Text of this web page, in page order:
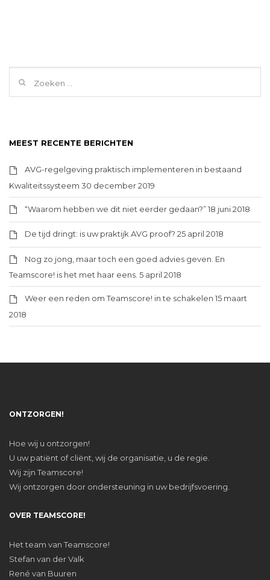
MEEST RECENTE BERICHTEN
AVG-regelgeving praktisch implementeren in bestaand
Kwaliteitssysteem 30 december 2019
“Waarom hebben we dit niet eerder gedaan?”18 juni 2018
De tijd dringt: is uw praktijk AVG proof? 25 april 2018
Nog zo jong, maar toch een goed advies geven. En
Teamscore! is het met haar eens. 5 april 2018
Weer een reden om Teamscore! in te schakelen 15 maart
2018
ONTZORGEN!
Hoe wij u ontzorgen!
U uw patiënt of cliënt, wij de organisatie, u de regie.
Wij zijn Teamscore!
Wij ontzorgen door ondersteuning in uw bedrijfsvoering.
OVER TEAMSCORE!
Het team van Teamscore!
Stefan van der Valk
René van Buuren